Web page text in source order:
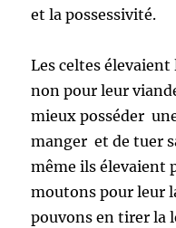
et la possessivité.
Les celtes
non pour leur
mieux posséder
manger et de tuer
même ils élevaient
moutons pour leur
pouvons en tirer la